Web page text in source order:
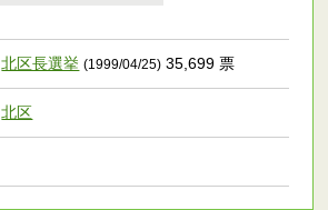
北区長選挙 (1999/04/25) 35,699 票
北区